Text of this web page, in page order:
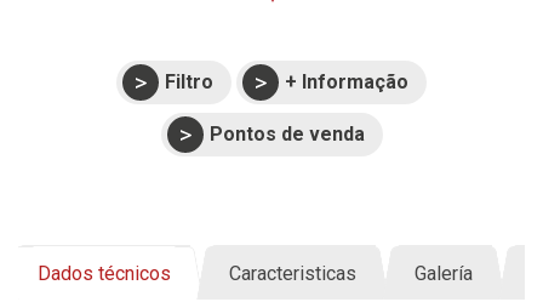
Filtro + Informação
Pontos de venda
Dados técnicos Caracteristicas Galería